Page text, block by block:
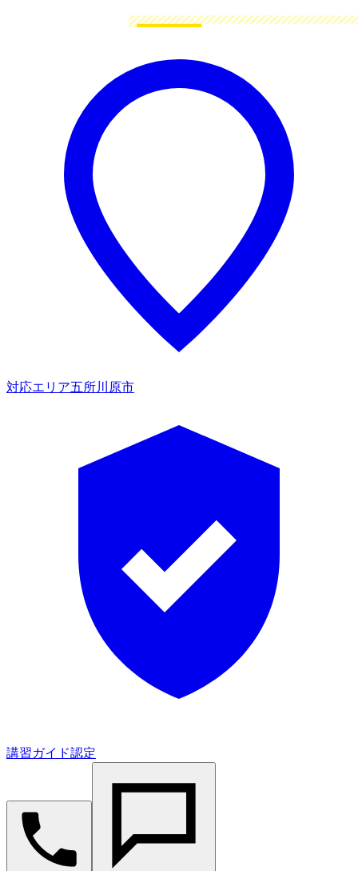
対応エリア五所川原市
講習ガイド認定